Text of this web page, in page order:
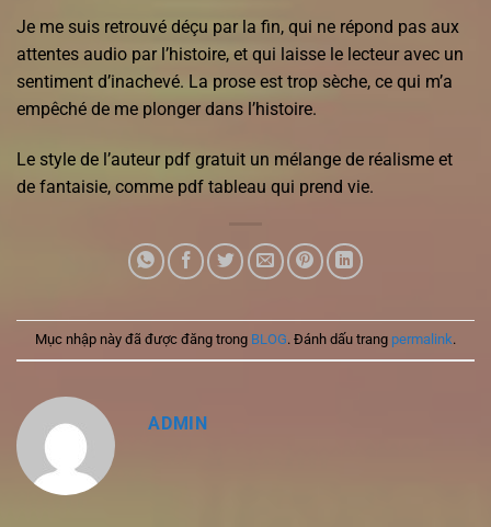
Je me suis retrouvé déçu par la fin, qui ne répond pas aux
attentes audio par l’histoire, et qui laisse le lecteur avec un
sentiment d’inachevé. La prose est trop sèche, ce qui m’a
empêché de me plonger dans l’histoire.
Le style de l’auteur pdf gratuit un mélange de réalisme et
de fantaisie, comme pdf tableau qui prend vie.
Mục nhập này đã được đăng trong BLOG. Đánh dấu trang permalink.
ADMIN